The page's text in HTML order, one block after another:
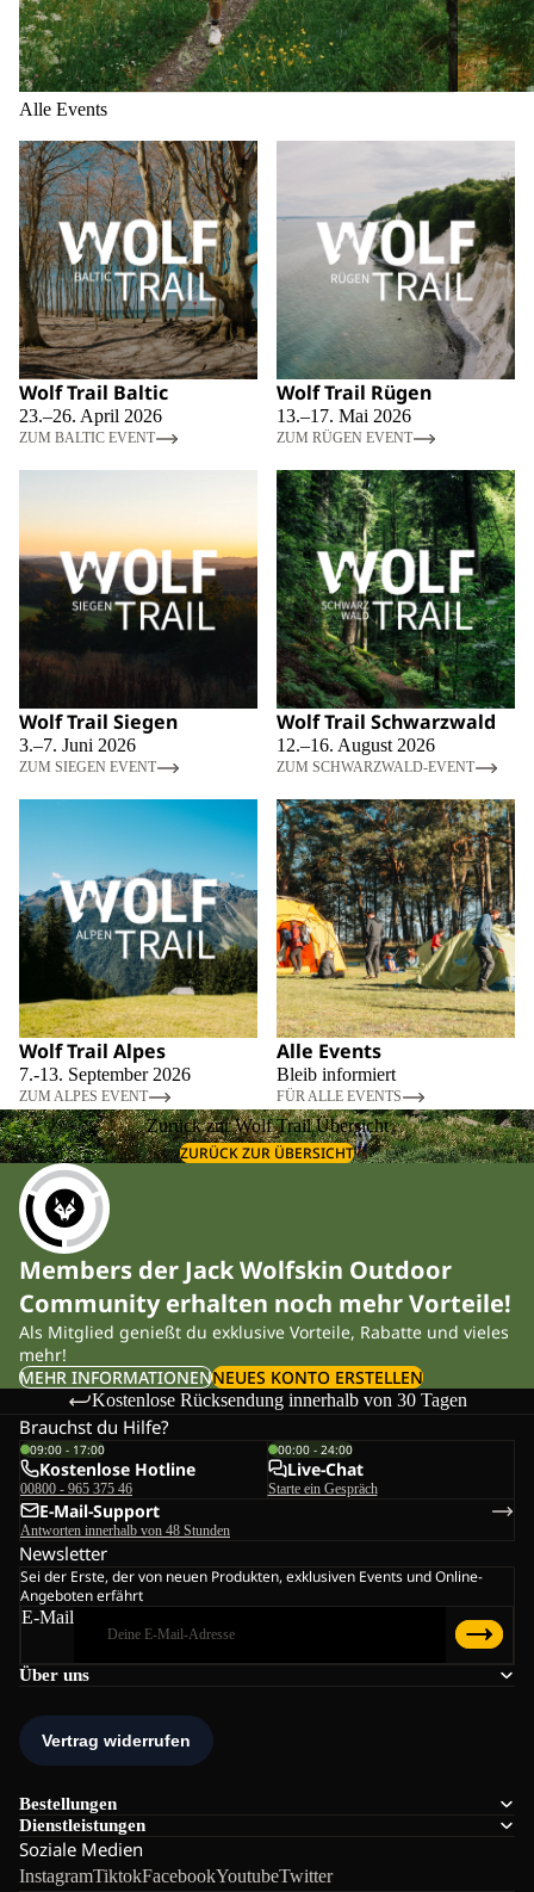
Alle Events
Wolf Trail Baltic
23.–26. April 2026
ZUM BALTIC EVENT
Wolf Trail Rügen
13.–17. Mai 2026
ZUM RÜGEN EVENT
Wolf Trail Siegen
3.–7. Juni 2026
ZUM SIEGEN EVENT
Wolf Trail Schwarzwald
12.–16. August 2026
ZUM SCHWARZWALD-EVENT
Wolf Trail Alpes
7.-13. September 2026
ZUM ALPES EVENT
Alle Events
Bleib informiert
FÜR ALLE EVENTS
Zurück zur Wolf Trail Übersicht
ZURÜCK ZUR ÜBERSICHT
Members der Jack Wolfskin Outdoor
Community erhalten noch mehr Vorteile!
Als Mitglied genießt du exklusive Vorteile, Rabatte und vieles
mehr!
MEHR INFORMATIONENNEUES KONTO ERSTELLEN
Kostenlose Rücksendung innerhalb von 30 Tagen
Über uns
Bestellungen
Dienstleistungen
Soziale Medien
InstagramTiktokFacebookYoutubeTwitter
Brauchst du Hilfe?
09:00 - 17:00
Kostenlose Hotline
00800 - 965 375 46
00:00 - 24:00
Live-Chat
Starte ein Gespräch
E-Mail-Support
Antworten innerhalb von 48 Stunden
Newsletter
Sei der Erste, der von neuen Produkten, exklusiven Events und Online-
Angeboten erfährt
E-Mail